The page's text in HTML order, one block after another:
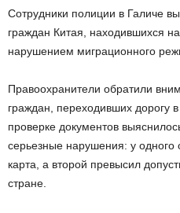
Сотрудники полиции в Галиче
граждан Китая, находившихся
нарушением миграционного
Правоохранители обратили
граждан, переходивших дорогу
проверке документов
серьезные нарушения: у одного
карта, а второй превысил
стране.